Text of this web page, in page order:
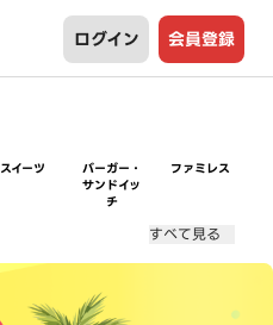
ログイン 会員登録
スイーツ
バーガー・
サンドイッ
チ
ファミレス
すべて見る